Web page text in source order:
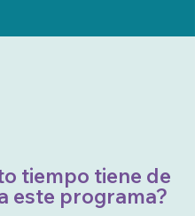
tiempo tiene de
este programa?